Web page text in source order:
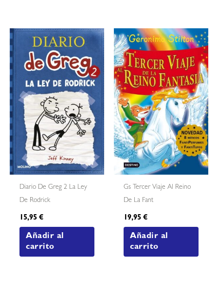
Diario De Greg 2 La Ley
De Rodrick
15,95€
Añadir al
carrito
Gs Tercer Viaje Al Reino
De La Fant
19,95€
Añadir al
carrito